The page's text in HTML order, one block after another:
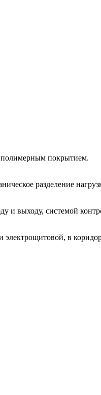
полимерным покрытием.
разделение
и выходу, системой
электрощитовой, в